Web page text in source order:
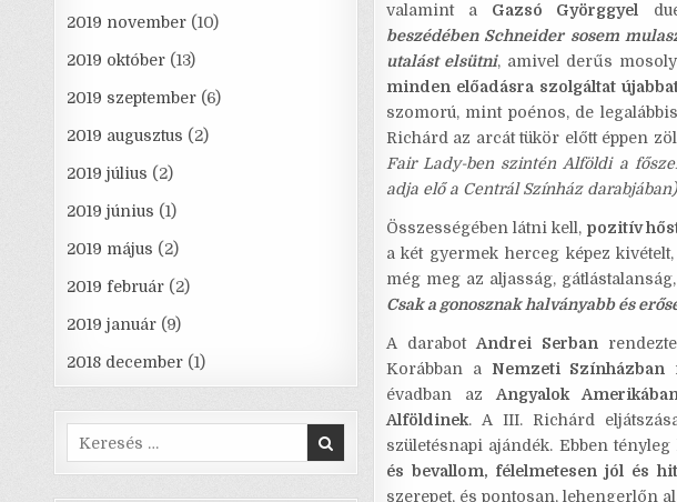
valamint a Gazsó Györggyel
beszédében Schneider sosem
utalást elsütni, amivel derűs
minden előadásra szolgáltat
szomorú, mint poénos, de
Richárd az arcát tükör előtt éppen
Fair Lady-ben szintén Alföldi a
adja elő a Centrál Színház darabjában)
Összességében látni kell, pozitív
a két gyermek herceg képez
még meg az aljasság,
Csak a gonosznak halványabb és
A darabotAndrei Serban
Korábban a Nemzeti Színházban
évadban azAngyalok
Alföldinek. A III. Richárd
születésnapi ajándék. Ebben tényleg
és bevallom, félelmetesen jól és
szerepet, és pontosan, lehengerlőn
2019 november (10)
2019 október (13)
2019 szeptember (6)
2019 augusztus (2)
2019 július (2)
2019 június (1)
2019 május (2)
2019 február (2)
2019 január (9)
2018 december (1)
Search
for: